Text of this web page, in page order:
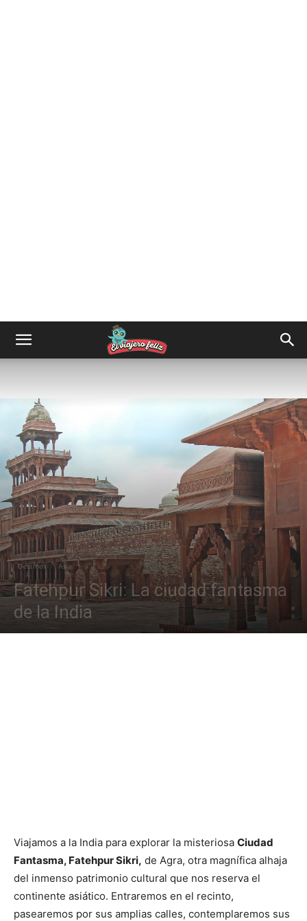
Destinos Asia
Fatehpur Sikri: La ciudad fantasma
de la India
Viajamos a la India para explorar la misteriosa Ciudad
Fantasma, Fatehpur Sikri, de Agra, otra magnífica alhaja
del inmenso patrimonio cultural que nos reserva el
continente asiático. Entraremos en el recinto,
pasearemos por sus amplias calles, contemplaremos sus